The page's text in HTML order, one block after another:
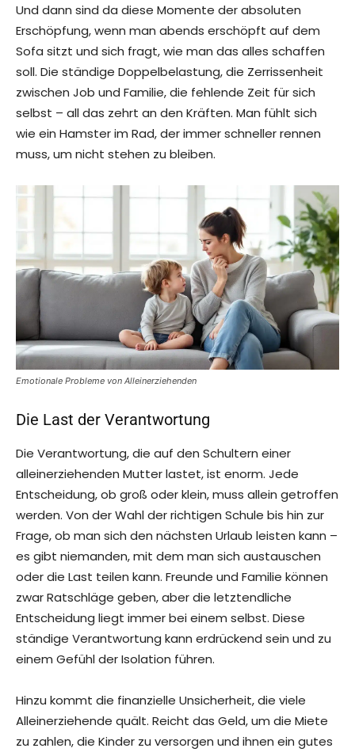
Und dann sind da diese Momente der absoluten
Erschöpfung, wenn man abends erschöpft auf dem
Sofa sitzt und sich fragt, wie man das alles schaffen
soll. Die ständige Doppelbelastung, die Zerrissenheit
zwischen Job und Familie, die fehlende Zeit für sich
selbst – all das zehrt an den Kräften. Man fühlt sich
wie ein Hamster im Rad, der immer schneller rennen
muss, um nicht stehen zu bleiben.
Emotionale Probleme von Alleinerziehenden
Die Last der Verantwortung
Die Verantwortung, die auf den Schultern einer
alleinerziehenden Mutter lastet, ist enorm. Jede
Entscheidung, ob groß oder klein, muss allein getroffen
werden. Von der Wahl der richtigen Schule bis hin zur
Frage, ob man sich den nächsten Urlaub leisten kann –
es gibt niemanden, mit dem man sich austauschen
oder die Last teilen kann. Freunde und Familie können
zwar Ratschläge geben, aber die letztendliche
Entscheidung liegt immer bei einem selbst. Diese
ständige Verantwortung kann erdrückend sein und zu
einem Gefühl der Isolation führen.
Hinzu kommt die finanzielle Unsicherheit, die viele
Alleinerziehende quält. Reicht das Geld, um die Miete
zu zahlen, die Kinder zu versorgen und ihnen ein gutes